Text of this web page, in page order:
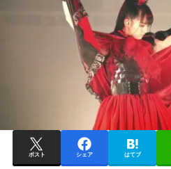
ポスト シェア はてブ